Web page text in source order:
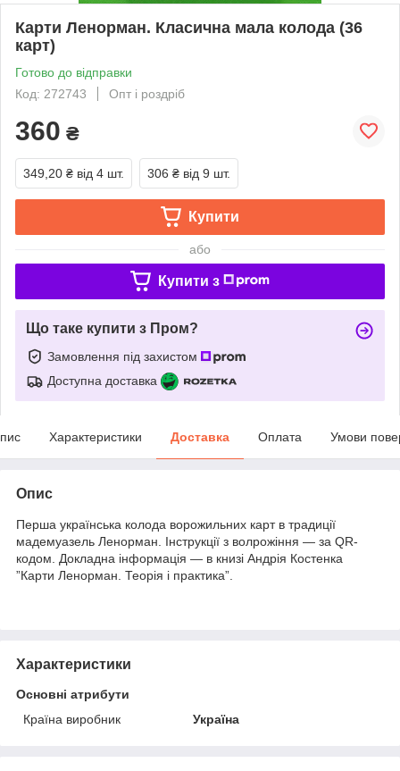
Карти Ленорман. Класична мала колода (36
карт)
Готово до відправки
Код: 272743
Опт і роздріб
360 ₴
349,20 ₴ від 4 шт. 306 ₴ від 9 шт.
Купити
або
Купити з
Що таке купити з Пром?
Замовлення під захистом
Доступна доставка
Характеристики Доставка Оплата Умови
Опис
Перша українська колода ворожильних карт в традиції
мадемуазель Ленорман. Інструкції з волрожіння — за QR-
кодом. Докладна інформація — в книзі Андрія Костенка
”Карти Ленорман. Теорія і практика”.
Характеристики
Основні атрибути
Країна виробник
Україна